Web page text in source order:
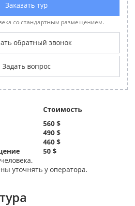
Заказать тур
со стандартным размещением.
обратный звонок
Задать вопрос
Стоимость
560 $
490 $
460 $
50 $
уточнять у оператора.